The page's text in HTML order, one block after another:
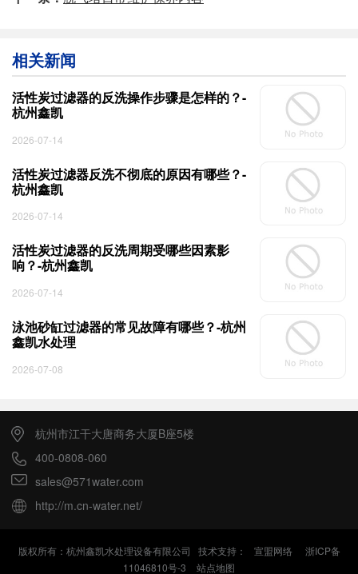
相关新闻
活性炭过滤器的反洗操作步骤是怎样的？-
杭州鑫凯
2026-07-14
活性炭过滤器反洗不彻底的原因有哪些？-
杭州鑫凯
2026-07-14
活性炭过滤器的反洗周期受哪些因素影
响？-杭州鑫凯
2026-07-14
泳池砂缸过滤器的常见故障有哪些？-杭州
鑫凯水处理
2026-07-08
杭州市江干大唐商务大厦B座5楼
400-0808-060
sales@571water.com
http://m.cn-water.net/
版权所有：杭州鑫凯水处理设备有限公司 技术支持： 宣盟网络
浙ICP备
11046810号-3
站点地图